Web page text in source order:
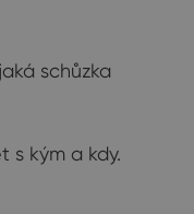
schůzka
s kým a kdy.